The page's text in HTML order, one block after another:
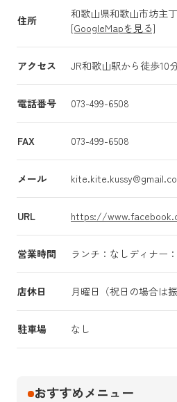
住所
和歌山県和歌山市坊主
[GoogleMapを見る]
アクセス JR和歌山駅から徒歩10
電話番号 073-499-6508
FAX 073-499-6508
メール
URL https://
営業時間 ランチ：なしディナー
店休日 月曜日（祝日の場合は振
駐車場 なし
おすすめメニュー